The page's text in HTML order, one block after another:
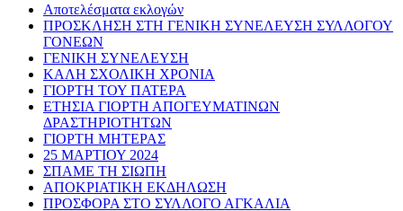
Αποτελέσματα εκλογών
ΠΡΟΣΚΛΗΣΗ ΣΤΗ ΓΕΝΙΚΗ ΣΥΝΕΛΕΥΣΗ ΣΥΛΛΟΓΟΥ
ΓΟΝΕΩΝ
ΓΕΝΙΚΗ ΣΥΝΕΛΕΥΣΗ
ΚΑΛΗ ΣΧΟΛΙΚΗ ΧΡΟΝΙΑ
ΓΙΟΡΤΗ ΤΟΥ ΠΑΤΕΡΑ
ΕΤΗΣΙΑ ΓΙΟΡΤΗ ΑΠΟΓΕΥΜΑΤΙΝΩΝ
ΔΡΑΣΤΗΡΙΟΤΗΤΩΝ
ΓΙΟΡΤΗ ΜΗΤΕΡΑΣ
25 ΜΑΡΤΙΟΥ 2024
ΣΠΑΜΕ ΤΗ ΣΙΩΠΗ
ΑΠΟΚΡΙΑΤΙΚΗ ΕΚΔΗΛΩΣΗ
ΠΡΟΣΦΟΡΑ ΣΤΟ ΣΥΛΛΟΓΟ ΑΓΚΑΛΙΑ